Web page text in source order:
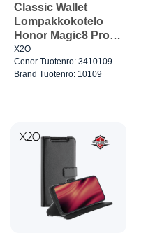
Classic Wallet
Lompakkokotelo
Honor Magic8 Pro
Musta
X2O
Cenor Tuotenro: 3410109
Brand Tuotenro: 10109